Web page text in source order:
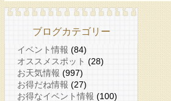
ブログカテゴリー
イベント情報 (84)
オススメスポット (28)
お天気情報 (997)
お得だね情報 (27)
お得なイベント情報 (100)